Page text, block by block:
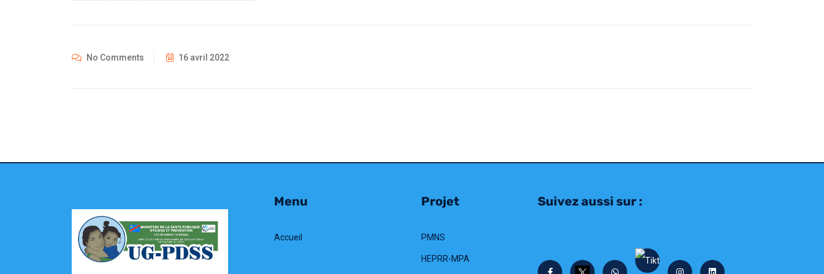
No Comments 16 avril 2022
Menu
Accueil
Projet
PMNS
HEPRR-MPA
Suivez aussi sur :